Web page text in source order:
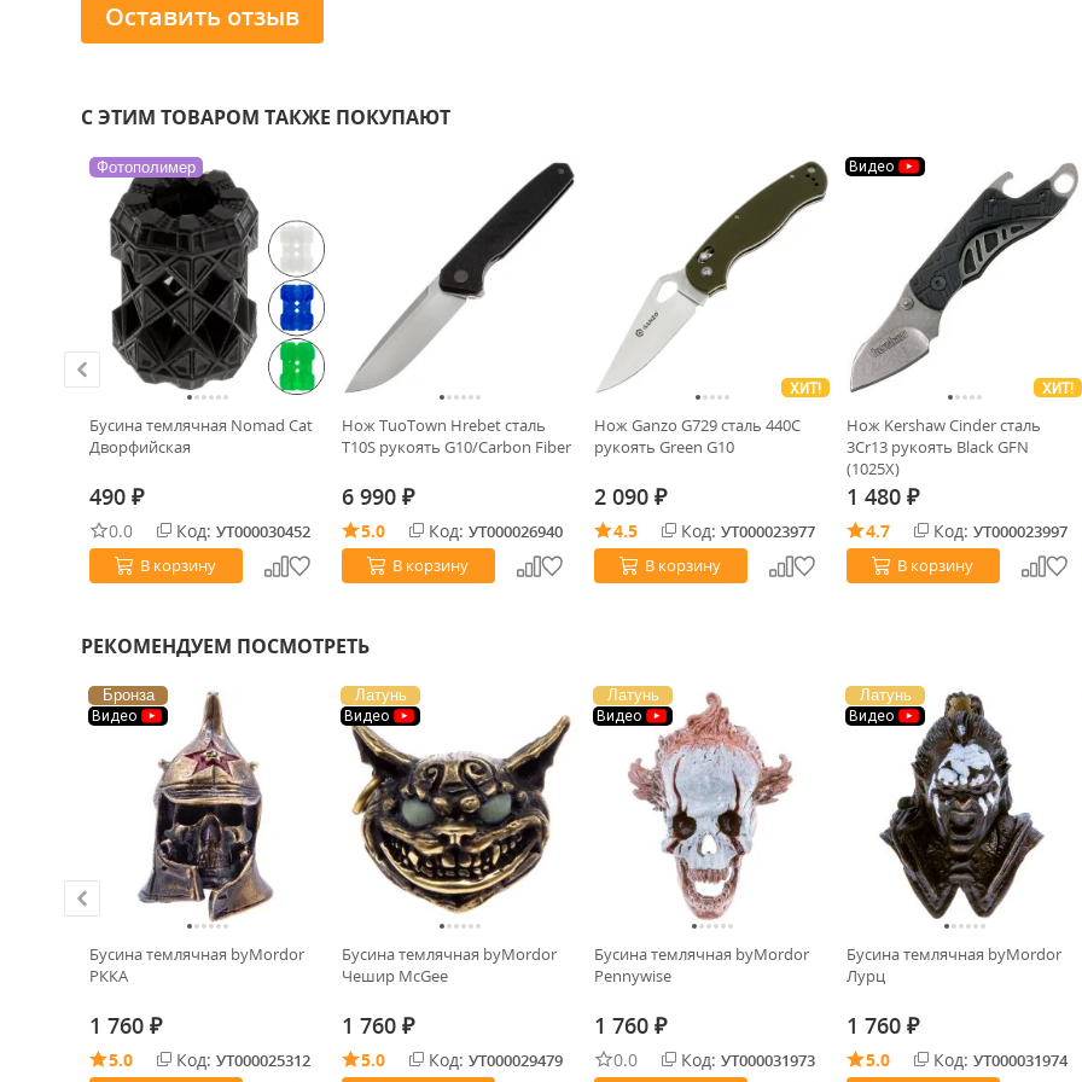
Оставить отзыв
С ЭТИМ ТОВАРОМ ТАКЖЕ ПОКУПАЮТ
Фотополимер
Бусина темлячная Nomad Cat
Дворфийская
490 ₽
0.0 Код: УТ000030452
В корзину
Нож TuoTown Hrebet сталь
T10S рукоять G10/Carbon Fiber
6 990 ₽
5.0 Код: УТ000026940
В корзину
ХИТ!
Нож Ganzo G729 cталь 440C
рукоять Green G10
2 090 ₽
4.5 Код: УТ000023977
В корзину
Видео
ХИТ!
Нож Kershaw Cinder cталь
3Cr13 рукоять Black GFN
(1025X)
1 480 ₽
4.7 Код: УТ000023997
В корзину
РЕКОМЕНДУЕМ ПОСМОТРЕТЬ
Бронза
Видео
Бусина темлячная byMordor
РККА
1 760 ₽
5.0 Код: УТ000025312
Латунь
Видео
Бусина темлячная byMordor
Чешир McGee
1 760 ₽
5.0 Код: УТ000029479
Латунь
Видео
Бусина темлячная byMordor
Pennywise
1 760 ₽
0.0 Код: УТ000031973
Латунь
Видео
Бусина темлячная byMordor
Лурц
1 760 ₽
5.0 Код: УТ000031974